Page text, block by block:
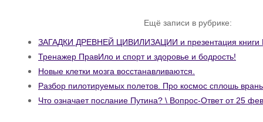
Ещё записи в рубрике:
ЗАГАДКИ ДРЕВНЕЙ ЦИВИЛИЗАЦИИ и презентация
Тренажер ПравИло и спорт и здоровье и бодрость!
Новые клетки мозга восстанавливаются.
Разбор пилотируемых полетов. Про космос сплошь
Что означает послание Путина? \ Вопрос-Ответ от 25